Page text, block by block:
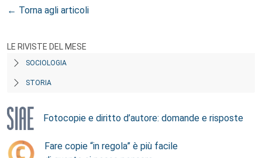
← Torna agli articoli
LE RIVISTE DEL MESE
SOCIOLOGIA
STORIA
Fotocopie e diritto d’autore: domande e risposte
Fare copie “in regola” è più facile